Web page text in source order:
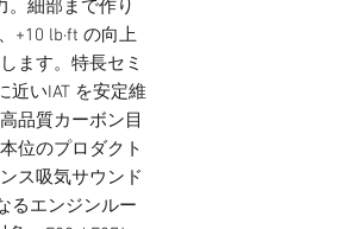
。細部まで作り
+10 lb·ft の向上
ます。特長セミ
近いIAT を安定維
品質カーボン目
位のプロダクト
ス吸気サウンド
るエンジンルー